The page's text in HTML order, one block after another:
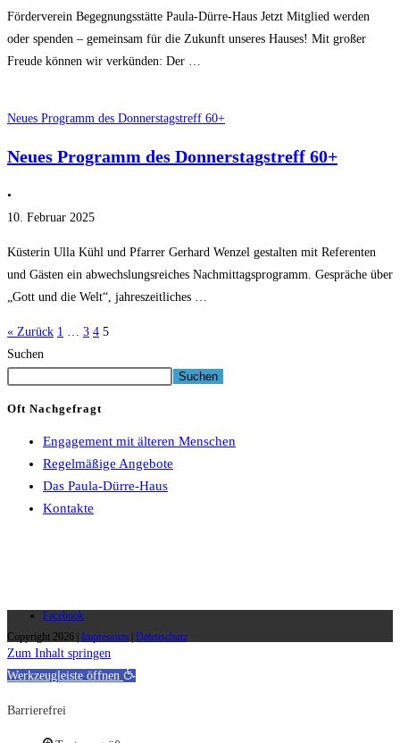
Förderverein Begegnungsstätte Paula-Dürre-Haus Jetzt Mitglied werden
oder spenden – gemeinsam für die Zukunft unseres Hauses! Mit großer
Freude können wir verkünden: Der …
Neues Programm des Donnerstagstreff 60+
Neues Programm des Donnerstagstreff 60+
•
10. Februar 2025
Küsterin Ulla Kühl und Pfarrer Gerhard Wenzel gestalten mit Referenten
und Gästen ein abwechslungsreiches Nachmittagsprogramm. Gespräche über
„Gott und die Welt“, jahreszeitliches …
« Zurück 1 3 4 5
Suchen
Suchen
Oft Nachgefragt
Engagement mit älteren Menschen
Regelmäßige Angebote
Das Paula-Dürre-Haus
Kontakte
Facebook
Copyright 2026 | Impressum | Datenschutz
Zum Inhalt springen
Werkzeugleiste öffnen
Barrierefrei